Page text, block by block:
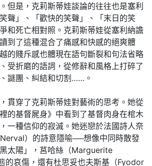
但是，克莉斯蒂娃談論的往往也是塞利
聲」、「歡快的笑聲」、「末日的笑
和死亡相對照。克莉斯蒂娃從塞利納譫
到了這種混合了痛感和快感的絕爽體
的賤斥感也體現在語句斷裂和句法省略
受折磨的語詞，從修辭和風格上打碎了
謎團、糾結和切割……。
貫穿了克莉斯蒂娃對藝術的思考。她從
的基督屍身》中看到了基督肉身在棺木
一種信仰的寂滅。她迷戀於法國詩人奈
）的詩意隱喻──想像中同時散發
太陽」，莒哈絲（Marguerite
的哀傷，還有杜思妥也夫斯基（Fyodor